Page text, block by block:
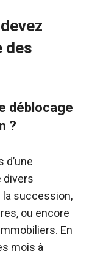
des
déblocage
?
d’une
divers
succession,
ou encore
En
mois à